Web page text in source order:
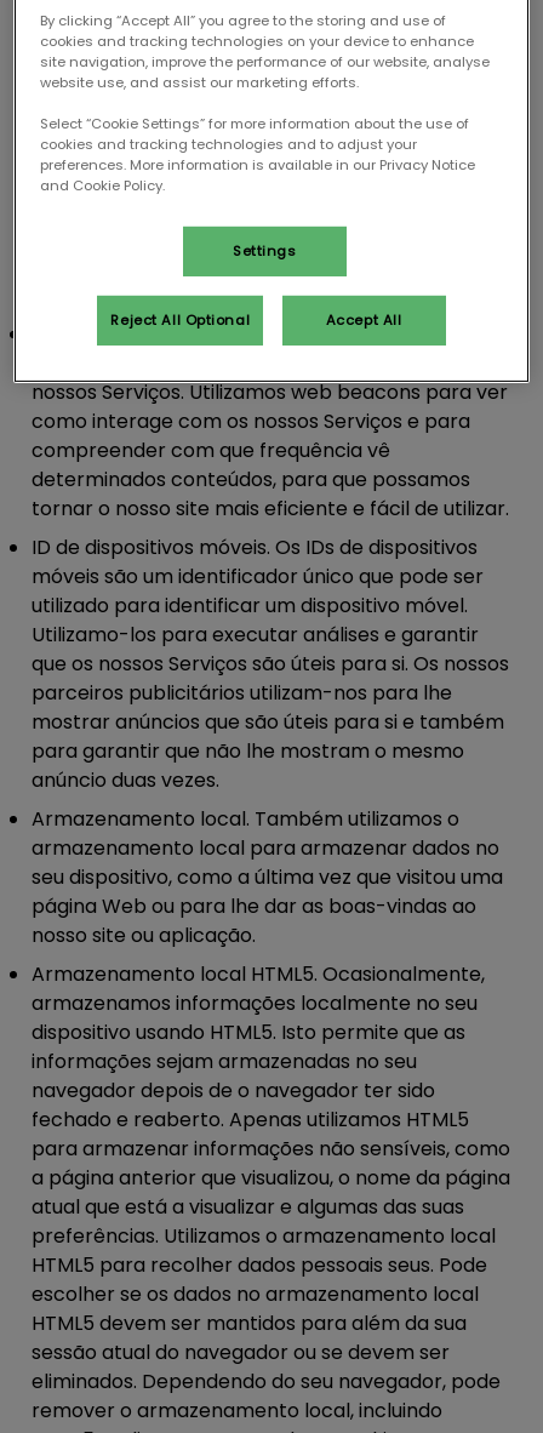
pontos de dados em diferentes páginas web e
sites, como a forma como navega e em que tipos
de anúncios clica. Este pequeno pedaço de código
pode ser associado aos utilizadores através de um
identificador único. Utilizamos pixéis, pois ajudam-
nos a mostrar-lhe anúncios mais relevantes com
programa de marketing, acompanhar as
conversões e construir a nossa base de audiência.
Web beacons.Os Web beacons são ficheiros de
nossos Serviços. Utilizamos web beacons para ver
como interage com os nossos Serviços e para
compreender com que frequência vê
determinados conteúdos, para que possamos
tornar o nosso site mais eficiente e fácil de utilizar.
ID de dispositivos móveis. Os IDs de dispositivos
móveis são um identificador único que pode ser
utilizado para identificar um dispositivo móvel.
Utilizamo-los para executar análises e garantir
que os nossos Serviços são úteis para si. Os nossos
parceiros publicitários utilizam-nos para lhe
mostrar anúncios que são úteis para si e também
para garantir que não lhe mostram o mesmo
anúncio duas vezes.
Armazenamento local. Também utilizamos o
armazenamento local para armazenar dados no
seu dispositivo, como a última vez que visitou uma
página Web ou para lhe dar as boas-vindas ao
nosso site ou aplicação.
Armazenamento local HTML5. Ocasionalmente,
armazenamos informações localmente no seu
dispositivo usando HTML5. Isto permite que as
informações sejam armazenadas no seu
navegador depois de o navegador ter sido
fechado e reaberto. Apenas utilizamos HTML5
para armazenar informações não sensíveis, como
a página anterior que visualizou, o nome da página
atual que está a visualizar e algumas das suas
preferências. Utilizamos o armazenamento local
HTML5 para recolher dados pessoais seus. Pode
escolher se os dados no armazenamento local
HTML5 devem ser mantidos para além da sua
sessão atual do navegador ou se devem ser
eliminados. Dependendo do seu navegador, pode
remover o armazenamento local, incluindo
By clicking “Accept All” you agree to the storing and use of
cookies and tracking technologies on your device to enhance
site navigation, improve the performance of our website, analyse
website use, and assist our marketing efforts.
Select “Cookie Settings” for more information about the use of
cookies and tracking technologies and to adjust your
preferences. More information is available in our Privacy Notice
and Cookie Policy.
Settings
Reject All Optional Accept All